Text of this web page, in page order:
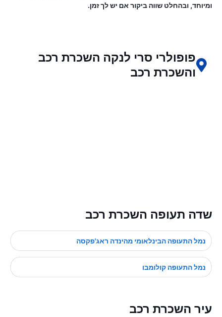
ומיוחד, ובהחלט שווה ביקור אם יש לך זמן.
פופולרי סרי לנקה השכרת רכב
והשכרת רכב
שדה תעופה השכרת רכב
נמל התעופה הבינלאומי מהינדה ראג'פקסה
נמל התעופה קולומבו
עיר השכרת רכב